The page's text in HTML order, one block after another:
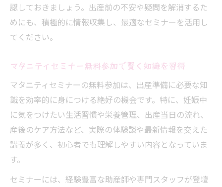
認しておきましょう。出産前の不安や疑問を解消するた
めにも、積極的に情報収集し、最適なセミナーを活用し
てください。
マタニティセミナー無料参加で賢く知識を習得
マタニティセミナーの無料参加は、出産準備に必要な知
識を効率的に身につける絶好の機会です。特に、妊娠中
に気をつけたい生活習慣や栄養管理、出産当日の流れ、
産後のケア方法など、実際の体験談や最新情報を交えた
講義が多く、初心者でも理解しやすい内容となっていま
す。
セミナーには、経験豊富な助産師や専門スタッフが登壇